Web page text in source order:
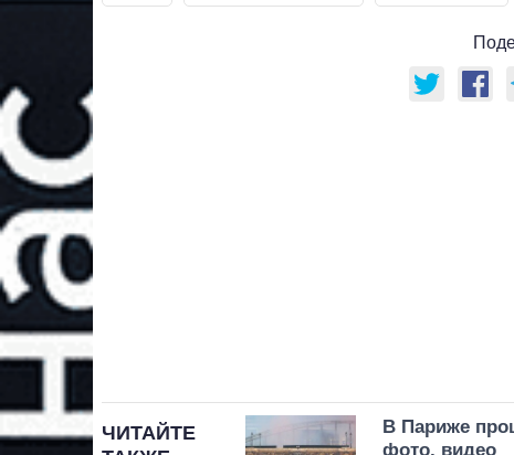
ЧИТАЙТЕ
В Париже
фото, видео